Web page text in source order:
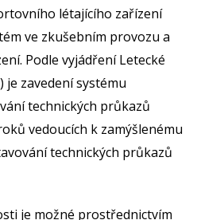
létajícího zařízení
ve zkušebním provozu a
Podle vyjádření Letecké
je zavedení systému
technických průkazů
vedoucích k zamýšlenému
technických průkazů
je možné prostřednictvím